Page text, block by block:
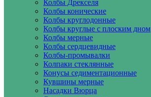
Колбы Дрекселя
Колбы конические
Колбы круглодонные
Колбы круглые с плоским дном
Колбы мерные
Колбы сердцевидные
Колбы-промывалки
Колпаки стеклянные
Конусы седиментационные
Кувшины мерные
Насадки Вюрца